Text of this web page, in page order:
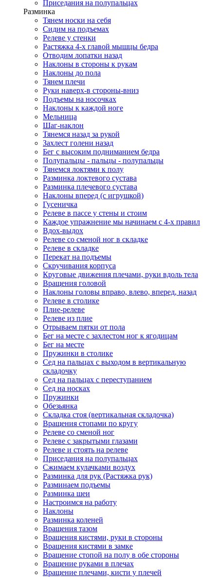
Приседания на полупальцах
Разминка
Тянем носки на себя
Сидим на подъемах
Релеве у стенки
Растяжка 4-х главой мышцы бедра
Отводим лопатки назад
Наклоны в стороны к рукам
Наклоны до пола
Тянем плечи
Руки наверх-в стороны-вниз
Подъемы на носочках
Наклоны к каждой ноге
Мельница
Шаг-наклон
Тянемся назад за рукой
Захлест голени назад
Бег с высоким подниманием бедра
Полупальцы - пальцы - полупальцы
Тянемся локтями к полу
Разминка локтевого сустава
Разминка плечевого сустава
Наклоны вперед (с игрушкой)
Гусеничка
Релеве в пассе у стены и стоим
Каждое упражнение мы начинаем с 4-х правил
Вдох-выдох
Релеве со сменой ног в складке
Релеве в складке
Перекат на подъемы
Скручивания корпуса
Круговые движения плечами, руки вдоль тела
Вращения головой
Наклоны головы вправо, влево, вперед, назад
Релеве в столике
Плие-релеве
Релеве из плие
Отрываем пятки от пола
Бег на месте с захлестом ног к ягодицам
Бег на месте
Пружинки в столике
Сед на пальцах с выходом в вертикальную
складочку
Сед на пальцах с переступанием
Сед на носках
Пружинки
Обезьянка
Складка стоя (вертикальная складочка)
Вращения стопами по кругу
Релеве со сменой ног
Релеве с закрытыми глазами
Релеве и стоять на релеве
Приседания на полупальцах
Сжимаем кулачками воздух
Разминка для рук (Растяжка рук)
Разминаем подъемы
Разминка шеи
Настроимся на работу
Наклоны
Разминка коленей
Вращения тазом
Вращения кистями, руки в стороны
Вращения кистями в замке
Вращение стопой на полу в обе стороны
Вращение руками в плечах
Вращение плечами, кисти у плечей